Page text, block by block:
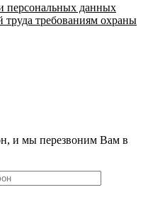
персональных данных
труда требованиям охраны
и мы перезвоним Вам в